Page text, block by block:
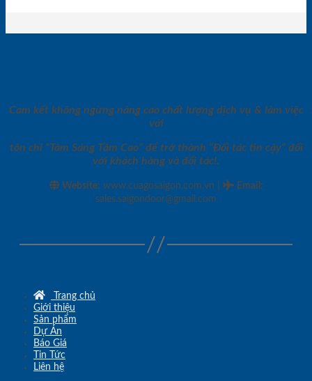
Cam kết không ngừng nâng cao chất lượng dịch vụ & làm việc
với
tôn chỉ “Tâm Sáng Tầm Cao” để trở thành “Đối tác tin cậy” đối
với khách hàng và đối tác!.
Website: www.cuagosaigon.com.vn Email :
sales.saigondoor@gmail.com
Trang chủ
Giới thiệu
Sản phẩm
Dự Án
Báo Giá
Tin Tức
Liên hệ